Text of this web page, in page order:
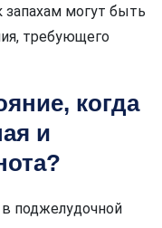
могут быть
требующего
когда
и
поджелудочной